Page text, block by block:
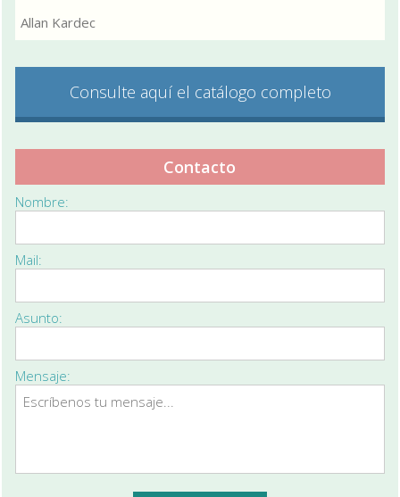
Allan Kardec
Consulte aquí el catálogo completo
Contacto
Nombre:
Mail:
Asunto:
Mensaje: